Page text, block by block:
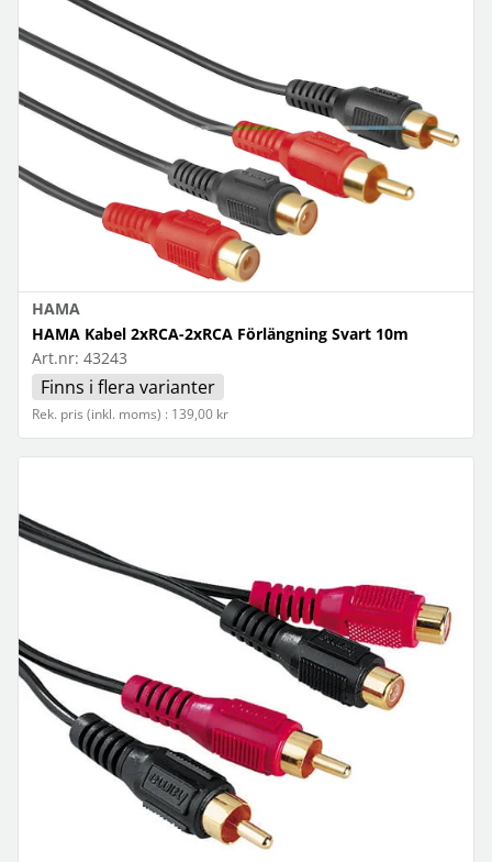
HAMA
HAMA Kabel 2xRCA-2xRCA Förlängning Svart 10m
Art.nr: 43243
Finns i flera varianter
Rek. pris (inkl. moms) : 139,00 kr